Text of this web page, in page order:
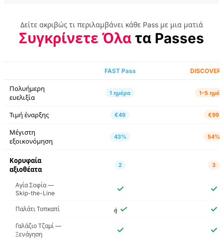
The Little Prince: An
Adventure in Istanbul
Live Show
Αρχαιολογικά
χωρίς αναμονή στην
ηχητικό οδηγό
Είσοδος στο Μουσείο
εισιτηρίων με
Γευσιγνωσίας
Τουρκικής Κουζίνας
Γαλατά
Δείτε ακριβώς τι περιλαμβάνει κάθε Pass με μια ματιά
Συγκρίνετε Όλα τα Passes
FAST Pass
Πολυήμερη
ευελιξία
1 ημέρα 1–5
Τιμή έναρξης €49 €99
Μέγιστη
εξοικονόμηση
43% 54%
Κορυφαία
αξιοθέατα
2 3
Αγία Σοφία —
Skip-the-Line
✓ ✓
Παλάτι Τοπκαπί ή ✓ ✓
Γαλάζιο Τζαμί —
Ξενάγηση
✓ ✓